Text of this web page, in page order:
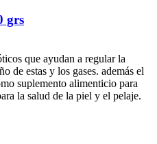
grs
que ayudan a regular la
de estas y los gases. además el
suplemento alimenticio para
la salud de la piel y el pelaje.